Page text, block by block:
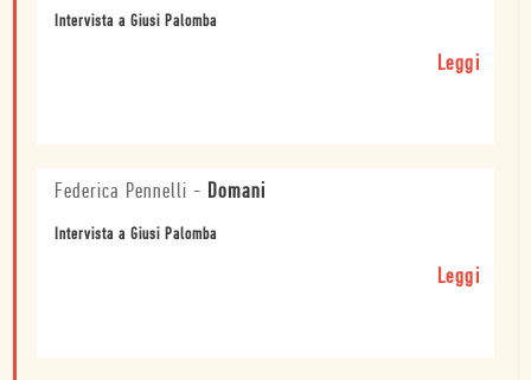
Intervista a Giusi Palomba
Leggi
Federica Pennelli - Domani
Intervista a Giusi Palomba
Leggi